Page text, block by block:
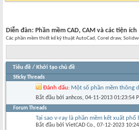
Diễn đàn: Phần mềm CAD, CAM và các tiện ích
Các phần mềm thiết kế kỹ thuật AutoCad, Corel draw,
Tiêu đề / Khởi tạo chủ đề
Sticky Threads
Đánh dấu: Một số phần mềm thông
Bắt đầu bởi anhcos‎, 04-11-2013 01:23:54
Forum Threads
Tại sao v-ray là phần mềm kết xuất
Bắt đầu bởi VietCAD Co.‎, 07-12-2023